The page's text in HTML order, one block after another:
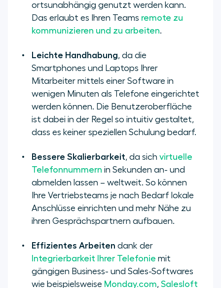
ortsunabhängig genutzt werden kann.
Das erlaubt es Ihren Teams remote zu
kommunizieren und zu arbeiten.
Leichte Handhabung, da die
Smartphones und Laptops Ihrer
Mitarbeiter mittels einer Software in
wenigen Minuten als Telefone eingerichtet
werden können. Die Benutzeroberfläche
ist dabei in der Regel so intuitiv gestaltet,
dass es keiner speziellen Schulung bedarf.
Bessere Skalierbarkeit, da sich virtuelle
Telefonnummern in Sekunden an- und
abmelden lassen – weltweit. So können
Ihre Vertriebsteams je nach Bedarf lokale
Anschlüsse einrichten und mehr Nähe zu
ihren Gesprächspartnern aufbauen.
Effizientes Arbeiten dank der
Integrierbarkeit Ihrer Telefonie mit
gängigen Business- und Sales-Softwares
wie beispielsweise Monday.com, Salesloft